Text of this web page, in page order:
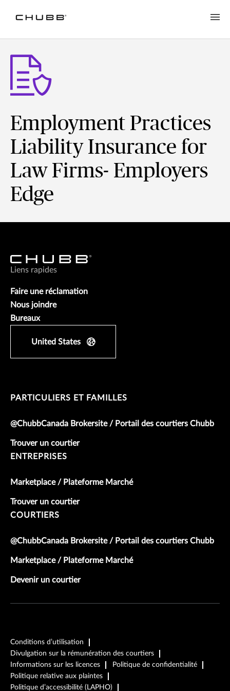
Employment Practices
Liability Insurance for
Law Firms- Employers
Edge
Liens rapides
Faire une réclamation
Nous joindre
Bureaux
United States
PARTICULIERS ET FAMILLES
@ChubbCanada Brokersite / Portail des courtiers Chubb
Trouver un courtier
ENTREPRISES
Marketplace / Plateforme Marché
Trouver un courtier
COURTIERS
@ChubbCanada Brokersite / Portail des courtiers Chubb
Marketplace / Plateforme Marché
Devenir un courtier
Conditions d’utilisation
Divulgation sur la rémunération des courtiers
Informations sur les licences
Politique de confidentialité
Politique relative aux plaintes
Politique d’accessibilité (LAPHO)